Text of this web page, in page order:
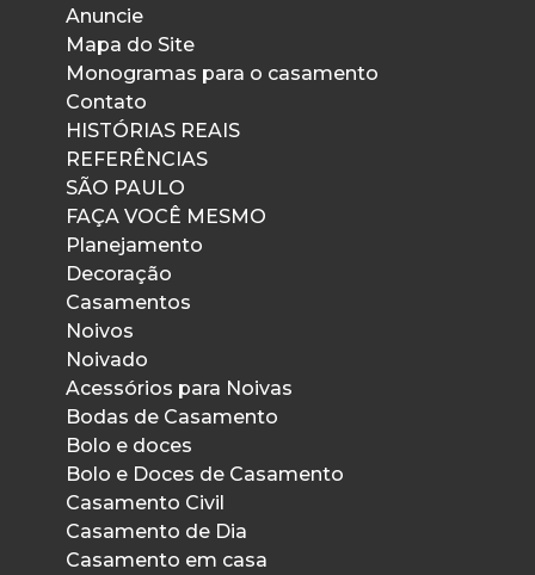
Anuncie
Mapa do Site
Monogramas para o casamento
Contato
HISTÓRIAS REAIS
REFERÊNCIAS
SÃO PAULO
FAÇA VOCÊ MESMO
Planejamento
Decoração
Casamentos
Noivos
Noivado
Acessórios para Noivas
Bodas de Casamento
Bolo e doces
Bolo e Doces de Casamento
Casamento Civil
Casamento de Dia
Casamento em casa